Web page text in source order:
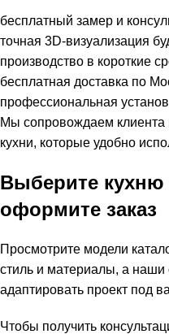
бесплатный замер и
точная 3D-визуализация
производство в короткие
бесплатная доставка по
профессиональная
Мы сопровождаем клиента
кухни, которые удобно
Выберите кухню
оформите заказ
Просмотрите модели
стиль и материалы, а наши
адаптировать проект под
Чтобы получить